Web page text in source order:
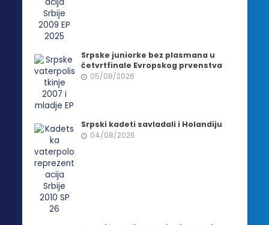
Srpske juniorke bez plasmana u
četvrtfinale Evropskog prvenstva
05/08/2026
Srpski kadeti savladali i Holandiju
04/08/2026